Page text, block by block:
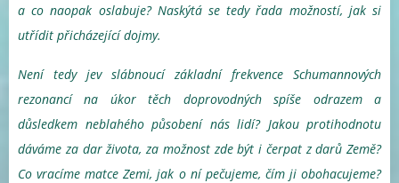
a co naopak oslabuje? Naskýtá se tedy řada možností, jak si
utřídit přicházející dojmy.
Není tedy jev slábnoucí základní frekvence Schumannových
rezonancí na úkor těch doprovodných spíše odrazem a
důsledkem neblahého působení nás lidí? Jakou protihodnotu
dáváme za dar života, za možnost zde být i čerpat z darů Země?
Co vracíme matce Zemi, jak o ní pečujeme, čím ji obohacujeme?